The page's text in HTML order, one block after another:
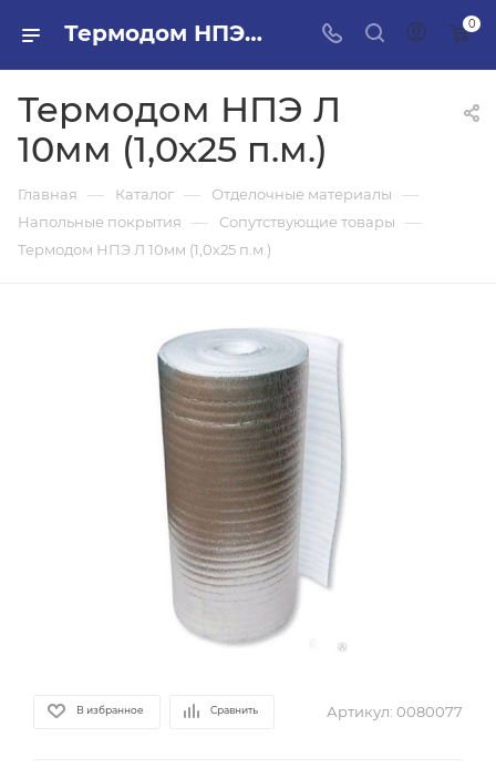
Термодом НПЭ Л 10мм (1,0х25 п.м.) в ПИЛОН — купить стройматериалы в интернет-магазине ПИЛОН с доставкой оптом и в розницу 0
Термодом НПЭ Л
10мм (1,0х25 п.м.)
Главная — Каталог — Отделочные материалы —
Напольные покрытия — Сопутствующие товары —
Термодом НПЭ Л 10мм (1,0х25 п.м.)
В избранное Сравнить Артикул: 0080077